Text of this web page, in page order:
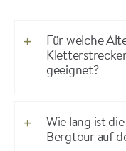
Für welche
geeignet?
Wie lang ist
Bergtour auf